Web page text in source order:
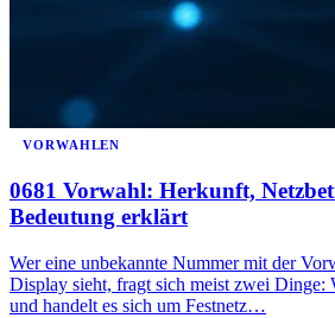
VORWAHLEN
0681 Vorwahl: Herkunft,
Bedeutung erklärt
Wer eine unbekannte Nummer mit der
Display sieht, fragt sich meist zwei Dinge:
und handelt es sich um Festnetz…